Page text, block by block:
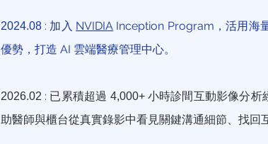
2024.08 : 加入 NVIDIA Inception Program，活用海
優勢，打造 AI 雲端醫療管理中心。
2026.02 : 已累積超過 4,000+小時診間互動影像分析
助醫師與櫃台從真實錄影中看見關鍵溝通細節、找回